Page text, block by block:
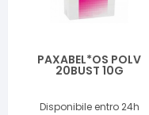
PAXABEL*OS POLV
20BUST 10G
Disponibile entro 24h